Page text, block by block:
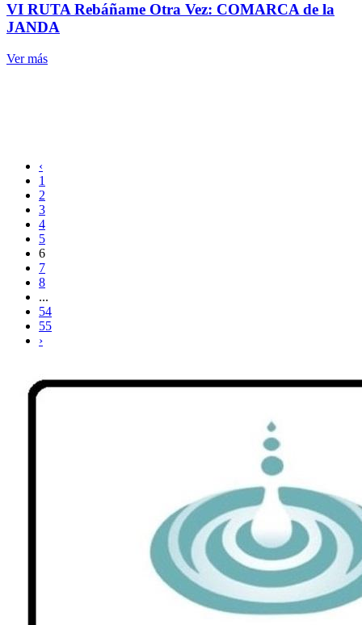
VI RUTA Rebáñame Otra Vez: COMARCA de la
JANDA
Ver más
‹
1
2
3
4
5
6
7
8
...
54
55
›